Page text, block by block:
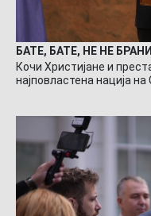
БАТЕ, БАТЕ, НЕ НЕ
Кочи Христијане и
најповластена нација